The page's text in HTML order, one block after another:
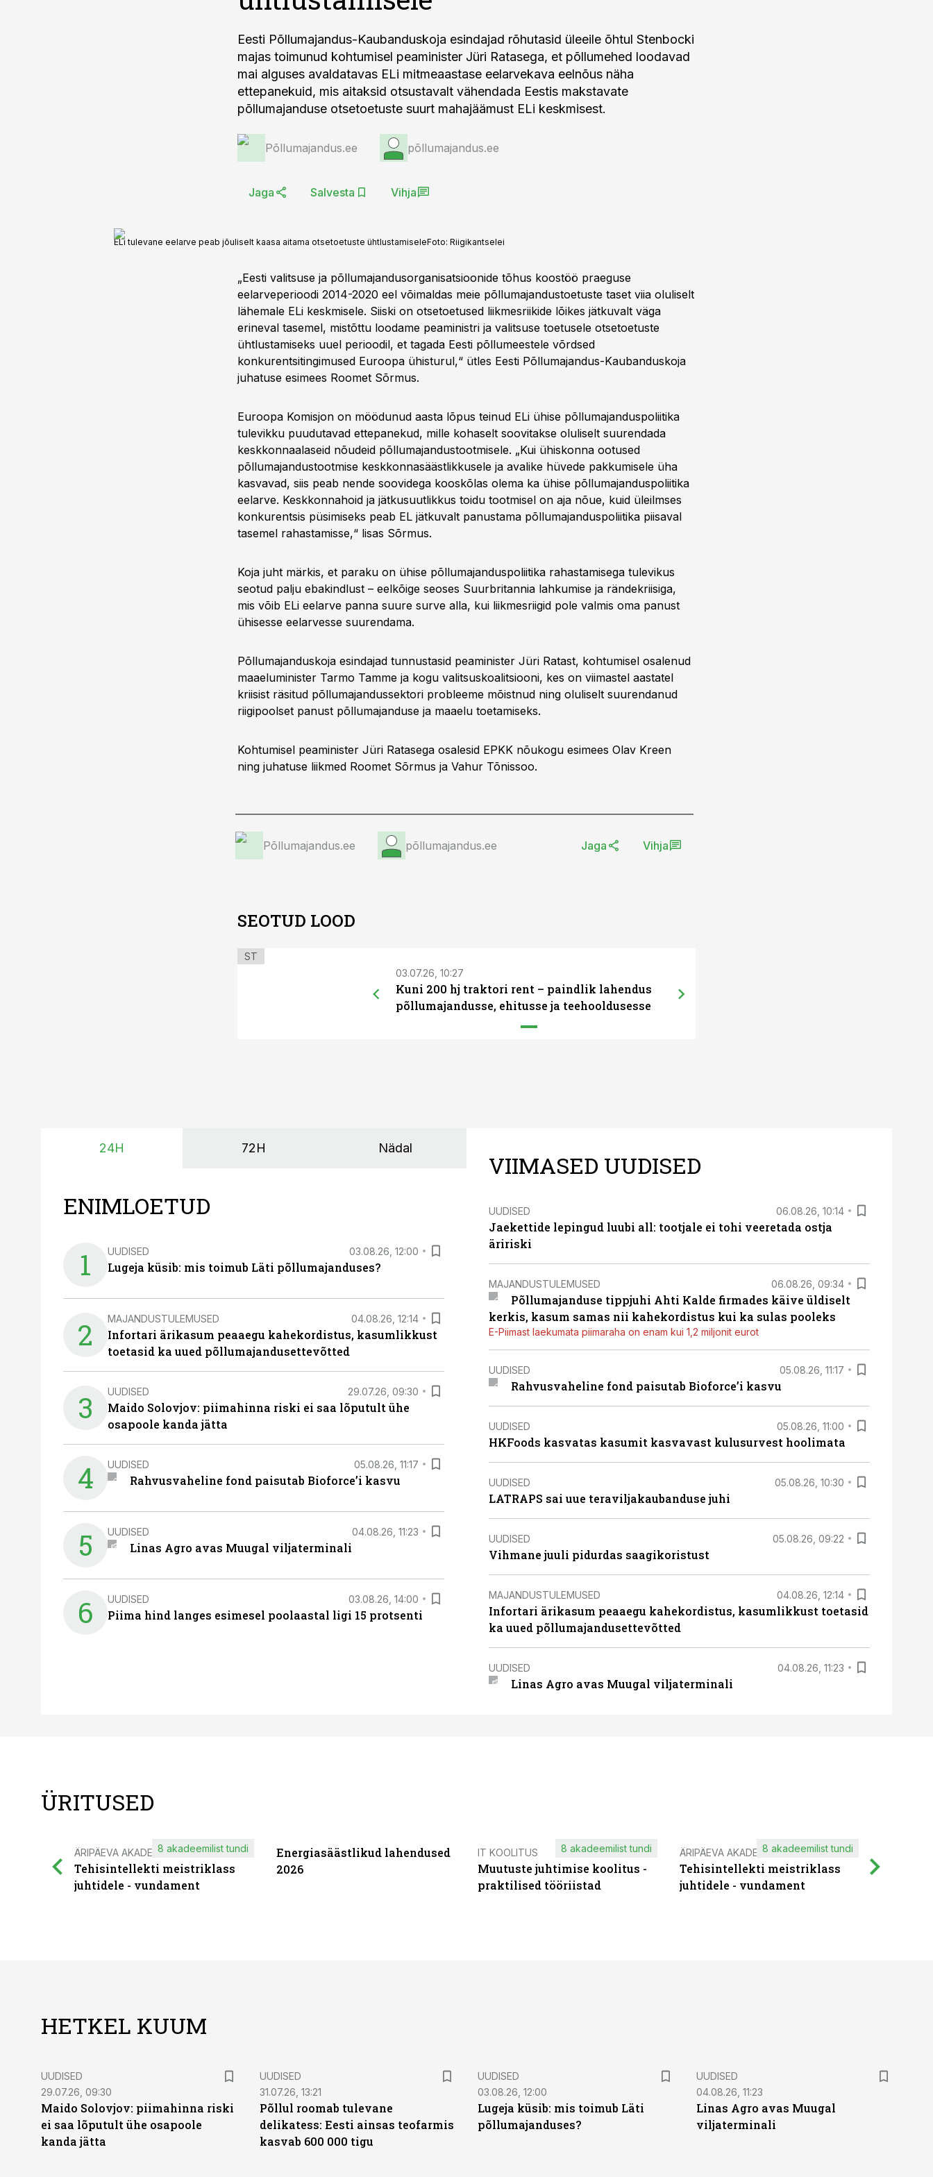
Eesti Põllumajandus-Kaubanduskoja esindajad rõhutasid üleeile õhtul Stenbocki
majas toimunud kohtumisel peaminister Jüri Ratasega, et põllumehed loodavad
mai alguses avaldatavas ELi mitmeaastase eelarvekava eelnõus näha
ettepanekuid, mis aitaksid otsustavalt vähendada Eestis makstavate
põllumajanduse otsetoetuste suurt mahajäämust ELi keskmisest.
Põllumajandus.ee põllumajandus.ee
Jaga Salvesta Vihja
ELi tulevane eelarve peab jõuliselt kaasa aitama otsetoetuste ühtlustamiseleFoto: Riigikantselei
„Eesti valitsuse ja põllumajandusorganisatsioonide tõhus koostöö praeguse
eelarveperioodi 2014-2020 eel võimaldas meie põllumajandustoetuste taset viia oluliselt
lähemale ELi keskmisele. Siiski on otsetoetused liikmesriikide lõikes jätkuvalt väga
erineval tasemel, mistõttu loodame peaministri ja valitsuse toetusele otsetoetuste
ühtlustamiseks uuel perioodil, et tagada Eesti põllumeestele võrdsed
konkurentsitingimused Euroopa ühisturul,“ ütles Eesti Põllumajandus-Kaubanduskoja
juhatuse esimees Roomet Sõrmus.
Euroopa Komisjon on möödunud aasta lõpus teinud ELi ühise põllumajanduspoliitika
tulevikku puudutavad ettepanekud, mille kohaselt soovitakse oluliselt suurendada
keskkonnaalaseid nõudeid põllumajandustootmisele. „Kui ühiskonna ootused
põllumajandustootmise keskkonnasäästlikkusele ja avalike hüvede pakkumisele üha
kasvavad, siis peab nende soovidega kooskõlas olema ka ühise põllumajanduspoliitika
eelarve. Keskkonnahoid ja jätkusuutlikkus toidu tootmisel on aja nõue, kuid üleilmses
konkurentsis püsimiseks peab EL jätkuvalt panustama põllumajanduspoliitika piisaval
tasemel rahastamisse,“ lisas Sõrmus.
Koja juht märkis, et paraku on ühise põllumajanduspoliitika rahastamisega tulevikus
seotud palju ebakindlust – eelkõige seoses Suurbritannia lahkumise ja rändekriisiga,
mis võib ELi eelarve panna suure surve alla, kui liikmesriigid pole valmis oma panust
ühisesse eelarvesse suurendama.
Põllumajanduskoja esindajad tunnustasid peaminister Jüri Ratast, kohtumisel osalenud
maaeluminister Tarmo Tamme ja kogu valitsuskoalitsiooni, kes on viimastel aastatel
kriisist räsitud põllumajandussektori probleeme mõistnud ning oluliselt suurendanud
riigipoolset panust põllumajanduse ja maaelu toetamiseks.
Kohtumisel peaminister Jüri Ratasega osalesid EPKK nõukogu esimees Olav Kreen
ning juhatuse liikmed Roomet Sõrmus ja Vahur Tõnissoo.
Põllumajandus.ee põllumajandus.ee Jaga Vihja
SEOTUD LOOD
ST
03.07.26, 10:27
Kuni 200 hj traktori rent – paindlik lahendus
põllumajandusse, ehitusse ja teehooldusesse
24H 72H Nädal
ENIMLOETUD
1 UUDISED 03.08.26, 12:00
Lugeja küsib: mis toimub Läti põllumajanduses?
2 MAJANDUSTULEMUSED 04.08.26, 12:14
Infortari ärikasum peaaegu kahekordistus, kasumlikkust
toetasid ka uued põllumajandusettevõtted
3 UUDISED 29.07.26, 09:30
Maido Solovjov: piimahinna riski ei saa lõputult ühe
osapoole kanda jätta
4 UUDISED 05.08.26, 11:17
Rahvusvaheline fond paisutab Bioforce’i kasvu
5 UUDISED 04.08.26, 11:23
Linas Agro avas Muugal viljaterminali
6 UUDISED 03.08.26, 14:00
Piima hind langes esimesel poolaastal ligi 15 protsenti
VIIMASED UUDISED
UUDISED 06.08.26, 10:14
Jaekettide lepingud luubi all: tootjale ei tohi veeretada ostja
äririski
MAJANDUSTULEMUSED 06.08.26, 09:34
Põllumajanduse tippjuhi Ahti Kalde firmades käive üldiselt
kerkis, kasum samas nii kahekordistus kui ka sulas pooleks
E-Piimast laekumata piimaraha on enam kui 1,2 miljonit eurot
UUDISED 05.08.26, 11:17
Rahvusvaheline fond paisutab Bioforce’i kasvu
UUDISED 05.08.26, 11:00
HKFoods kasvatas kasumit kasvavast kulusurvest hoolimata
UUDISED 05.08.26, 10:30
LATRAPS sai uue teraviljakaubanduse juhi
UUDISED 05.08.26, 09:22
Vihmane juuli pidurdas saagikoristust
MAJANDUSTULEMUSED 04.08.26, 12:14
Infortari ärikasum peaaegu kahekordistus, kasumlikkust toetasid
ka uued põllumajandusettevõtted
UUDISED 04.08.26, 11:23
Linas Agro avas Muugal viljaterminali
ÜRITUSED
ÄRIPÄEVA AKADEEMIA
Tehisintellekti meistriklass
juhtidele - vundament
8 akadeemilist tundi
Energiasäästlikud lahendused
2026
IT KOOLITUS
Muutuste juhtimise koolitus -
praktilised tööriistad
8 akadeemilist tundi ÄRIPÄEVA AKADEEMIA
Tehisintellekti meistriklass
juhtidele - vundament
8 akadeemilist tundi
HETKEL KUUM
UUDISED
29.07.26, 09:30
Maido Solovjov: piimahinna riski
ei saa lõputult ühe osapoole
kanda jätta
UUDISED
31.07.26, 13:21
Põllul roomab tulevane
delikatess: Eesti ainsas teofarmis
kasvab 600 000 tigu
UUDISED
03.08.26, 12:00
Lugeja küsib: mis toimub Läti
põllumajanduses?
UUDISED
04.08.26, 11:23
Linas Agro avas Muugal
viljaterminali